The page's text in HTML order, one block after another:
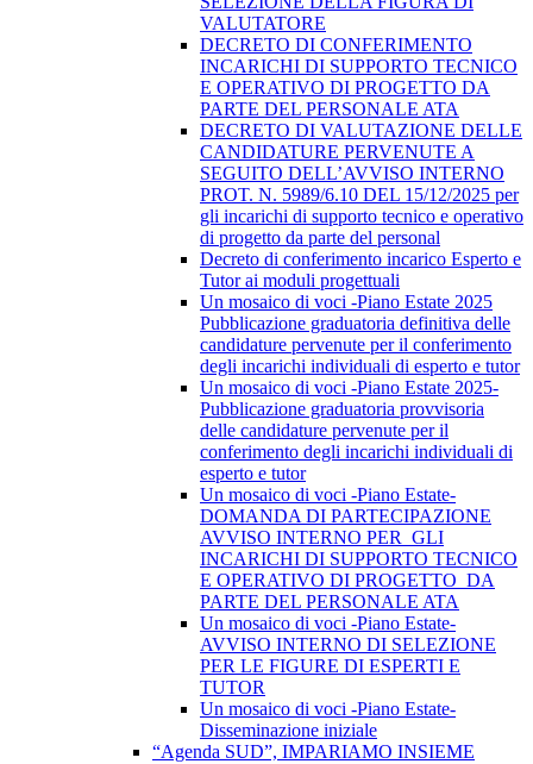
VALUTATORE
DECRETO DI CONFERIMENTO
INCARICHI DI SUPPORTO TECNICO
E OPERATIVO DI PROGETTO DA
PARTE DEL PERSONALE ATA
DECRETO DI VALUTAZIONE DELLE
CANDIDATURE PERVENUTE A
SEGUITO DELL’AVVISO INTERNO
PROT. N. 5989/6.10 DEL 15/12/2025 per
gli incarichi di supporto tecnico e operativo
di progetto da parte del personal
Decreto di conferimento incarico Esperto e
Tutor ai moduli progettuali
Un mosaico di voci -Piano Estate 2025
Pubblicazione graduatoria definitiva delle
candidature pervenute per il conferimento
degli incarichi individuali di esperto e tutor
Un mosaico di voci -Piano Estate 2025-
Pubblicazione graduatoria provvisoria
delle candidature pervenute per il
conferimento degli incarichi individuali di
esperto e tutor
Un mosaico di voci -Piano Estate-
DOMANDA DI PARTECIPAZIONE
AVVISO INTERNO PER GLI
INCARICHI DI SUPPORTO TECNICO
E OPERATIVO DI PROGETTO DA
PARTE DEL PERSONALE ATA
Un mosaico di voci -Piano Estate-
AVVISO INTERNO DI SELEZIONE
PER LE FIGURE DI ESPERTI E
TUTOR
Un mosaico di voci -Piano Estate-
Disseminazione iniziale
“Agenda SUD”, IMPARIAMO INSIEME